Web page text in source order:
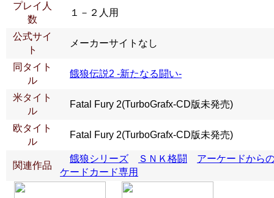
プレイ人
数
１－２人用
公式サイ
ト
メーカーサイトなし
同タイト
ル
餓狼伝説2 -新たなる闘い-
米タイト
ル
Fatal Fury 2(TurboGrafx-CD版未発売)
欧タイト
ル
Fatal Fury 2(TurboGrafx-CD版未発売)
関連作品
餓狼シリーズ ＳＮＫ格闘
アーケードから
ケードカード専用